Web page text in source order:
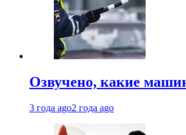
Озвучено, какие
3 года ago2 года ago